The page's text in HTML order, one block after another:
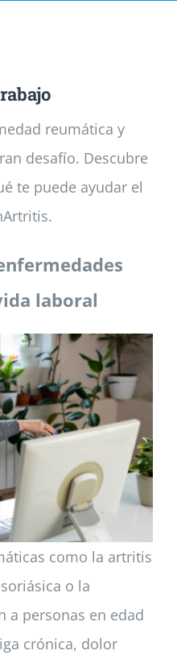
reumática y
desafío. Descubre
te puede ayudar el
laboral
como la artritis
o la
a personas en edad
crónica, dolor